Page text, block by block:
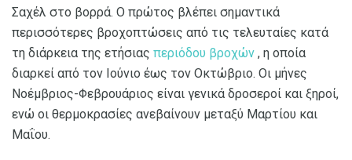
Σαχέλ στο βορρά. Ο πρώτος βλέπει σημαντικά
περισσότερες βροχοπτώσεις από τις τελευταίες κατά
τη διάρκεια της ετήσιας περιόδου βροχών , η οποία
διαρκεί από τον Ιούνιο έως τον Οκτώβριο. Οι μήνες
Νοέμβριος-Φεβρουάριος είναι γενικά δροσεροί και ξηροί,
ενώ οι θερμοκρασίες ανεβαίνουν μεταξύ Μαρτίου και
Μαΐου.